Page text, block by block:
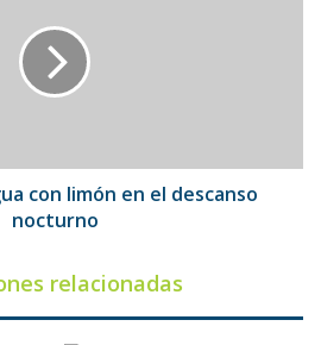
con limón en el descanso
nocturno
relacionadas